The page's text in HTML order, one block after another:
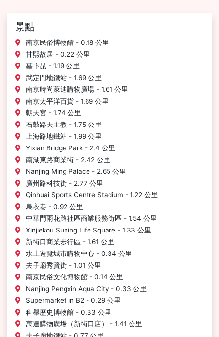
景點
南京民俗博物館 - 0.18 公里
甘熙故居 - 0.22 公里
墓卞昆 - 1.19 公里
武定門地鐵站 - 1.69 公里
南京時尚萊迪購物廣場 - 1.61 公里
南京太平洋百貨 - 1.69 公里
朝天宮 - 1.74 公里
石鼓路天主教 - 1.75 公里
上海路地鐵站 - 1.99 公里
Yixian Bridge Park - 2.4 公里
南湖東路商業街 - 2.42 公里
Nanjing Ming Palace - 2.65 公里
廣州路科技街 - 2.77 公里
Qinhuai Sports Centre Stadium - 1.22 公里
烏衣巷 - 0.92 公里
中華門雨花路社區商業服務街區 - 1.54 公里
Xinjiekou Suning Life Square - 1.33 公里
新街口商業步行區 - 1.61 公里
水上遊覽城市購物中心 - 0.34 公里
夫子廟秀賢街 - 1.01 公里
南京民俗文化博物館 - 0.14 公里
Nanjing Pengxin Aqua City - 0.33 公里
Supermarket in B2 - 0.29 公里
科舉歷史博物館 - 0.33 公里
萬達購物廣場（新街口店） - 1.41 公里